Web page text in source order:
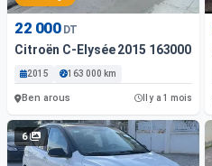
22 000 DT
Citroën C-Elysée 2015 163000 Km
2015 163 000 km
Ben arous Il y a 1 mois
6